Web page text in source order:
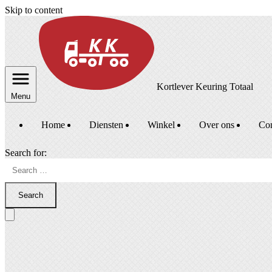
Skip to content
Menu
Kortlever Keuring Totaal
Home Diensten Winkel Over ons
Search for:
Search